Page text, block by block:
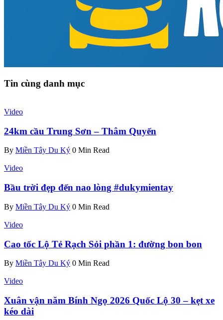
Tin cùng danh mục
Video
24km cầu Trung Sơn – Thâm Quyến
By Miền Tây Du Ký 0 Min Read
Video
Bầu trời đẹp đến nao lòng #dukymientay
By Miền Tây Du Ký 0 Min Read
Video
Cao tốc Lộ Tẻ Rạch Sỏi phần 1: đường bon bon
By Miền Tây Du Ký 0 Min Read
Video
Xuân vận năm Bính Ngọ 2026 Quốc Lộ 30 – kẹt xe
kéo dài